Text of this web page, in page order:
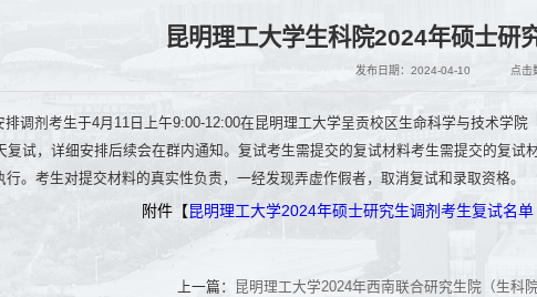
昆明理工大学生科院2024年硕士研
发布日期：2024-04-10 点击
排调剂考生于4月11日上午9:00-12:00在昆明理工大学呈贡校区生命科学与技术学
复试，详细安排后续会在群内通知。复试考生需提交的复试材料考生需提交的复
行。考生对提交材料的真实性负责，一经发现弄虚作假者，取消复试和录取资格。
附件【昆明理工大学2024年硕士研究生调剂考生复试名
上一篇： 昆明理工大学2024年西南联合研究生院（生科